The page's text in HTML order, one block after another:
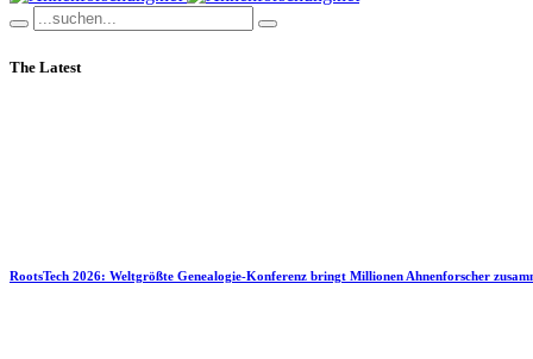
The Latest
RootsTech 2026: Weltgrößte Genealogie-Konferenz bringt Millionen Ahnenforscher